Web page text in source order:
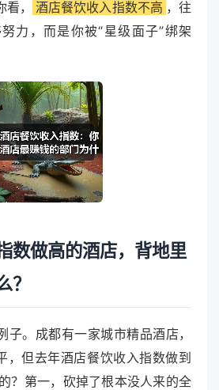
，
酒店餐饮收入指数不高 ，往
力，而是你被“星级面子”绑架
数做高的酒店，背地里
？
子。成都有一家城市精品酒店，
，但去年酒店餐饮收入指数做到
？第一，砍掉了根本没人来的全